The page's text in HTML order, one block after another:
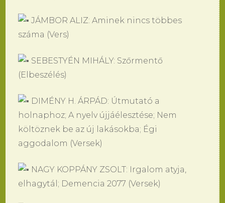
JÁMBOR ALIZ: Aminek nincs többes
száma (Vers)
SEBESTYÉN MIHÁLY: Szőrmentő
(Elbeszélés)
DIMÉNY H. ÁRPÁD: Útmutató a
holnaphoz; A nyelv újjáélesztése; Nem
költöznek be az új lakásokba; Égi
aggodalom (Versek)
NAGY KOPPÁNY ZSOLT: Irgalom atyja,
elhagytál; Demencia 2077 (Versek)